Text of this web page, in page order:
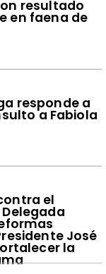
resultado
en faena de
responde a
a Fabiola
el
José
la